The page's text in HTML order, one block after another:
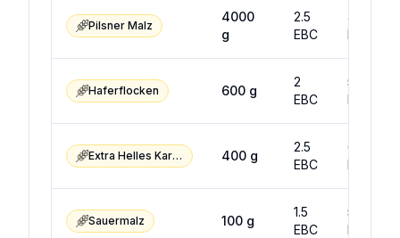
Pilsner Malz
4000
g
2.5
EBC
4.5
EBC
Haferflocken 600 g
2
EBC
5
EBC
Extra Helles Karamellmalz 400 g
2.5
EBC
6.5
EBC
Sauermalz 100 g
1.5
EBC
5.1
EBC